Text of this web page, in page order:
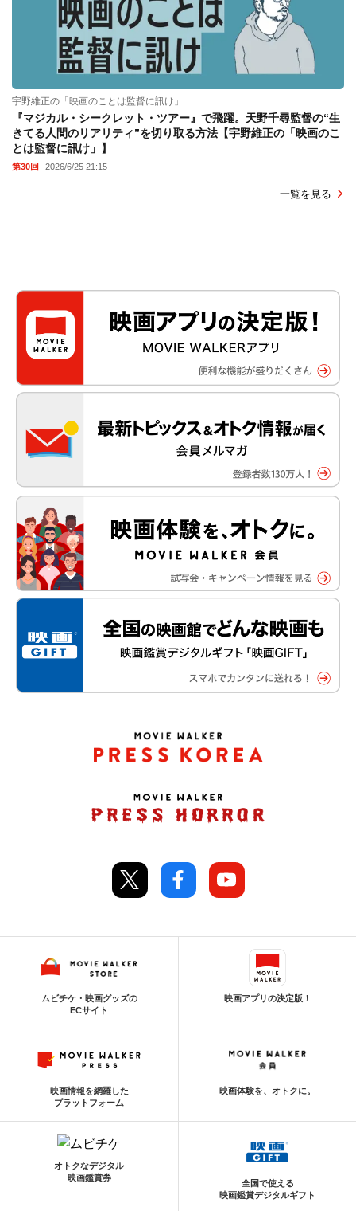
宇野維正の「映画のことは監督に訊け」
『マジカル・シークレット・ツアー』で飛躍。天野千尋監督の“生
きてる人間のリアリティ”を切り取る方法【宇野維正の「映画のこ
とは監督に訊け」】
第30回 2026/6/25 21:15
一覧を見る
ムビチケ・映画グッズの
ECサイト
映画アプリの決定版！
映画情報を網羅した
プラットフォーム
映画体験を、オトクに。
オトクなデジタル
映画鑑賞券
全国で使える
映画鑑賞デジタルギフト